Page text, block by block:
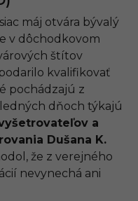
máj otvára bývalý
v dôchodkovom
štítov
kvalifikovať
pochádzajú z
dňoch týkajú
a
Dušana K.
že z verejného
nevynechá ani